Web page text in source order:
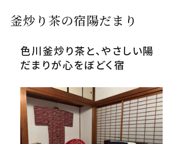
釜炒り茶の宿陽だまり
色川釜炒り茶と、やさしい陽
だまりが心をぼどく宿